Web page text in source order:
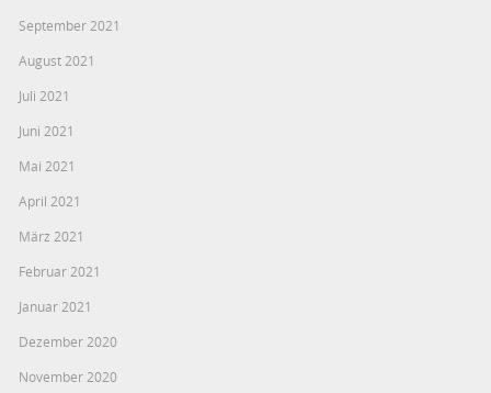
September 2021
August 2021
Juli 2021
Juni 2021
Mai 2021
April 2021
März 2021
Februar 2021
Januar 2021
Dezember 2020
November 2020